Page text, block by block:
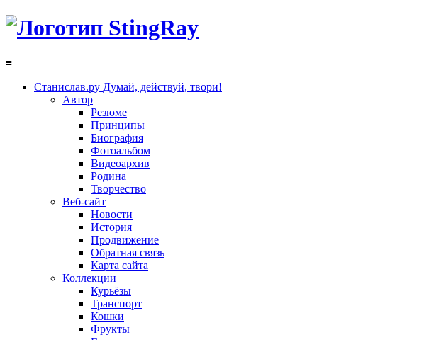
≡
Станислав.ру Думай, действуй, твори!
Автор
Резюме
Принципы
Биография
Фотоальбом
Видеоархив
Родина
Творчество
Веб-сайт
Новости
История
Продвижение
Обратная связь
Карта сайта
Коллекции
Курьёзы
Транспорт
Кошки
Фрукты